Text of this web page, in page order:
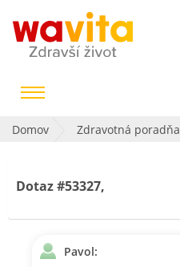
Domov Zdravotná poradňa
Dotaz #53327,
Pavol: